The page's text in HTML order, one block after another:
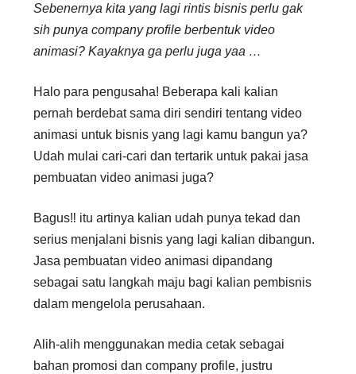
Sebenernya kita yang lagi rintis bisnis perlu gak
sih punya company profile berbentuk video
animasi? Kayaknya ga perlu juga yaa …
Halo para pengusaha! Beberapa kali kalian
pernah berdebat sama diri sendiri tentang video
animasi untuk bisnis yang lagi kamu bangun ya?
Udah mulai cari-cari dan tertarik untuk pakai jasa
pembuatan video animasi juga?
Bagus‼ itu artinya kalian udah punya tekad dan
serius menjalani bisnis yang lagi kalian dibangun.
Jasa pembuatan video animasi dipandang
sebagai satu langkah maju bagi kalian pembisnis
dalam mengelola perusahaan.
Alih-alih menggunakan media cetak sebagai
bahan promosi dan company profile, justru